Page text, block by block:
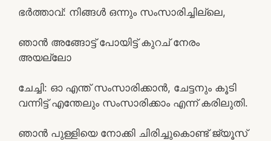
ഭർത്താവ്: നിങ്ങൾ ഒന്നും സംസാരിച്ചില്ലെ,
ഞാൻ അങ്ങോട്ട് പോയിട്ട് കുറച് നേരം
അയല്ലോ
ചേച്ചി: ഓ എന്ത് സംസാരിക്കാൻ, ചേട്ടനും കൂടി
വന്നിട്ട് എന്തേലും സംസാരിക്കാം എന്ന് കരിലുതി.
ഞാൻ പുള്ളിയെ നോക്കി ചിരിച്ചുകൊണ്ട് ജ്യൂസ്